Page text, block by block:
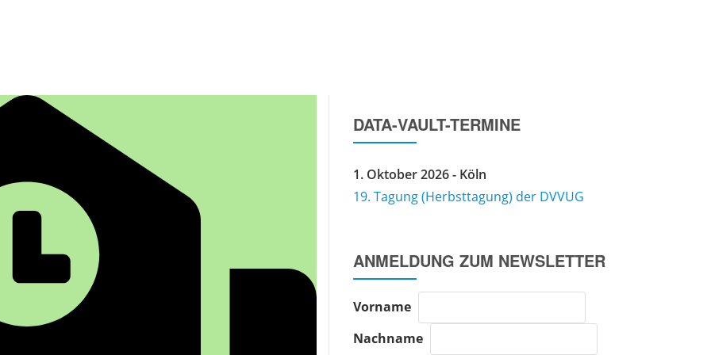
DATA-VAULT-TERMINE
1. Oktober 2026 - Köln
19. Tagung (Herbsttagung) der DVVUG
ANMELDUNG ZUM NEWSLETTER
Vorname
Nachname